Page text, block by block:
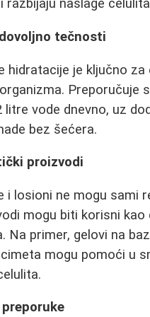
razbijaju naslage
tečnosti
hidratacije je ključno za
Preporučuje
litre vode dnevno, uz
bez šećera.
proizvodi
i losioni ne mogu sami
mogu biti korisni kao
Na primer, gelovi na
mogu pomoći u